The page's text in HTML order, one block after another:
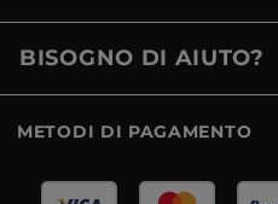
BISOGNO DI AIUTO?
METODI DI PAGAMENTO